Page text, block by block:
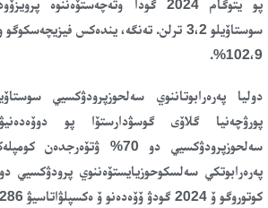
پو يتوگام 2024 گودا وتەچەستۆەننوە
سوستاۆيلو 3،2 ترلن. تەنگە
،يندەكس فيزيچەسكوگو
102،9%
.
دوليا پەرەرابوتاننوي سەلحوزپرودۋكسيي سوستاۆيلا
پورۋچەنيا گلاۆى گوسۋدارستۆا پو
سەلحوزپرودۋكسيي دو 70%
كوتوروگو ۆ 2024 گودۋ